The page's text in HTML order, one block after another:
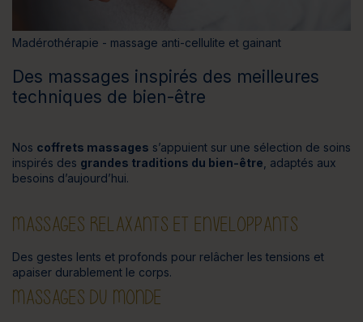
Madérothérapie - massage anti-cellulite et gainant
Des massages inspirés des meilleures
techniques de bien-être
Nos coffrets massages s’appuient sur une sélection de soins
inspirés des grandes traditions du bien-être , adaptés aux
besoins d’aujourd’hui.
MASSAGES RELAXANTS ET ENVELOPPANTS
Des gestes lents et profonds pour relâcher les tensions et
apaiser durablement le corps.
MASSAGES DU MONDE